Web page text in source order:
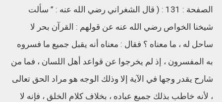
الصفحة : 131 : ( قال الشغراني رضي الله عنه : ” سألت
شيخنا الخواص رضي الله عنه عن قولهم : القرآن بحر لا
ساحل له ، ما معناه ؟ فقال : معناه أنه يقبل جميع ما فسروه
به المفسرون ، إذ لم يخرجوا عن قواعد أهل اللسان ، فما من
شارح يقدر وجها في الآية إلا وذلك الوجه هو مراد الحق تعالى
، لأنه خاطب بذلك جميع عباده ، بخلاف كلام الخلق ، فإنه لا